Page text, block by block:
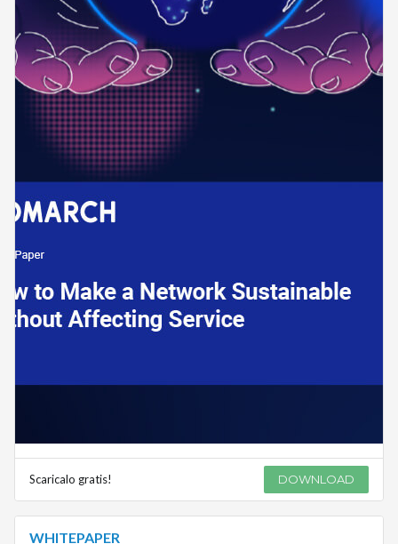
Scaricalo gratis! DOWNLOAD
WHITEPAPER